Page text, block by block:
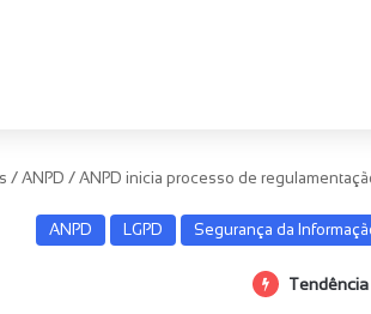
/ ANPD / ANPD inicia processo de
ANPD LGPD Segurança da
Tendência